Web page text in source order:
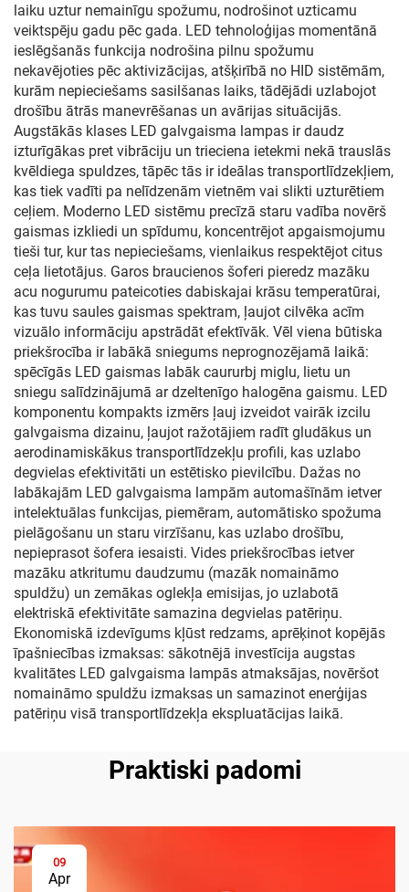
laiku uztur nemainīgu spožumu, nodrošinot uzticamu
veiktspēju gadu pēc gada. LED tehnoloģijas momentānā
ieslēgšanās funkcija nodrošina pilnu spožumu
nekavējoties pēc aktivizācijas, atšķirībā no HID sistēmām,
kurām nepieciešams sasilšanas laiks, tādējādi uzlabojot
drošību ātrās manevrēšanas un avārijas situācijās.
Augstākās klases LED galvgaisma lampas ir daudz
izturīgākas pret vibrāciju un trieciena ietekmi nekā trauslās
kvēldiega spuldzes, tāpēc tās ir ideālas transportlīdzekļiem,
kas tiek vadīti pa nelīdzenām vietnēm vai slikti uzturētiem
ceļiem. Moderno LED sistēmu precīzā staru vadība novērš
gaismas izkliedi un spīdumu, koncentrējot apgaismojumu
tieši tur, kur tas nepieciešams, vienlaikus respektējot citus
ceļa lietotājus. Garos braucienos šoferi pieredz mazāku
acu nogurumu pateicoties dabiskajai krāsu temperatūrai,
kas tuvu saules gaismas spektram, ļaujot cilvēka acīm
vizuālo informāciju apstrādāt efektīvāk. Vēl viena būtiska
priekšrocība ir labākā sniegums neprognozējamā laikā:
spēcīgās LED gaismas labāk caururbj miglu, lietu un
sniegu salīdzinājumā ar dzeltenīgo halogēna gaismu. LED
komponentu kompakts izmērs ļauj izveidot vairāk izcilu
galvgaisma dizainu, ļaujot ražotājiem radīt gludākus un
aerodinamiskākus transportlīdzekļu profili, kas uzlabo
degvielas efektivitāti un estētisko pievilcību. Dažas no
labākajām LED galvgaisma lampām automašīnām ietver
intelektuālas funkcijas, piemēram, automātisko spožuma
pielāgošanu un staru virzīšanu, kas uzlabo drošību,
nepieprasot šofera iesaisti. Vides priekšrocības ietver
mazāku atkritumu daudzumu (mazāk nomaināmo
spuldžu) un zemākas oglekļa emisijas, jo uzlabotā
elektriskā efektivitāte samazina degvielas patēriņu.
Ekonomiskā izdevīgums kļūst redzams, aprēķinot kopējās
īpašniecības izmaksas: sākotnējā investīcija augstas
kvalitātes LED galvgaisma lampās atmaksājas, novēršot
nomaināmo spuldžu izmaksas un samazinot enerģijas
patēriņu visā transportlīdzekļa ekspluatācijas laikā.
Praktiski padomi
09
Apr